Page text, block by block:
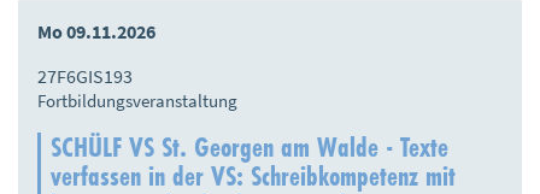
Mo 09.11.2026
27F6GIS193
Fortbildungsveranstaltung
SCHÜLF VS St. Georgen am Walde - Texte
verfassen in der VS: Schreibkompetenz mit